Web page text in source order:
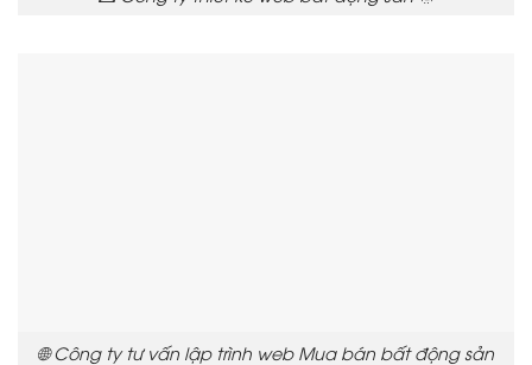
🌐 Công ty tư vấn lập trình web Mua bán bất động sản